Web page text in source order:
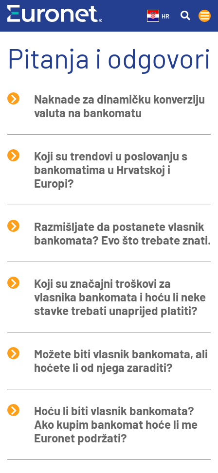
HR
Pitanja i odgovori
Naknade za dinamičku konverziju
valuta na bankomatu
Koji su trendovi u poslovanju s
bankomatima u Hrvatskoj i
Europi?
Razmišljate da postanete vlasnik
bankomata? Evo što trebate znati.
Koji su značajni troškovi za
vlasnika bankomata i hoću li neke
stavke trebati unaprijed platiti?
Možete biti vlasnik bankomata, ali
hoćete li od njega zaraditi?
Hoću li biti vlasnik bankomata?
Ako kupim bankomat hoće li me
Euronet podržati?